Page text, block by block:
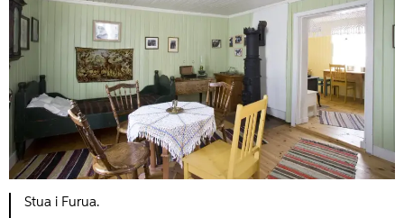
Stua i Furua.